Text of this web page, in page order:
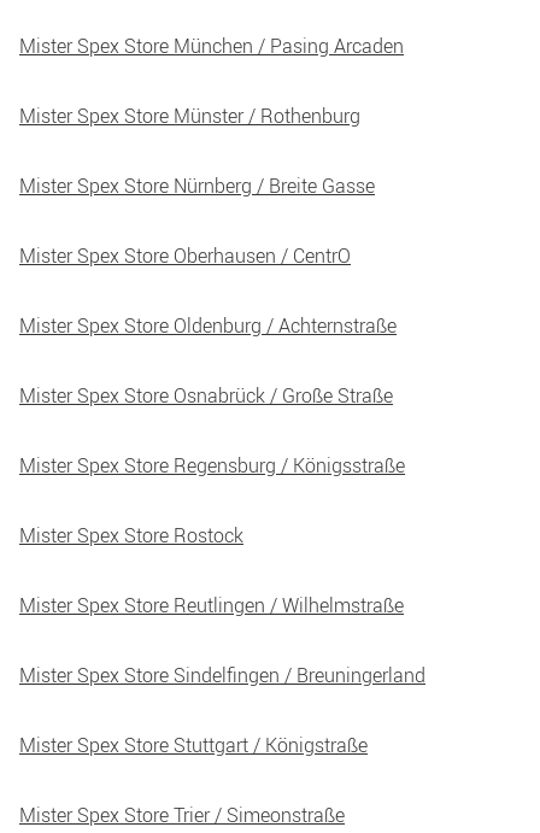
Mister Spex Store München / Pasing Arcaden
Mister Spex Store Münster / Rothenburg
Mister Spex Store Nürnberg / Breite Gasse
Mister Spex Store Oberhausen / CentrO
Mister Spex Store Oldenburg / Achternstraße
Mister Spex Store Osnabrück / Große Straße
Mister Spex Store Regensburg / Königsstraße
Mister Spex Store Rostock
Mister Spex Store Reutlingen / Wilhelmstraße
Mister Spex Store Sindelfingen / Breuningerland
Mister Spex Store Stuttgart / Königstraße
Mister Spex Store Trier / Simeonstraße